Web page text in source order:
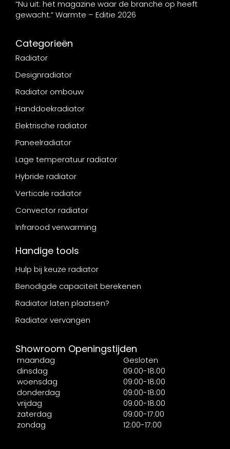
“Nu uit: het magazine waar de branche op heeft
gewacht.” Warmte – Editie 2026
Categorieën
Radiator
Designradiator
Radiator ombouw
Handdoekradiator
Elektrische radiator
Paneelradiator
Lage temperatuur radiator
Hybride radiator
Verticale radiator
Convector radiator
Infrarood verwarming
Handige tools
Hulp bij keuze radiator
Benodigde capaciteit berekenen
Radiator laten plaatsen?
Radiator vervangen
Showroom Openingstijden
maandag
Gesloten
dinsdag
09:00-18:00
woensdag
09:00-18:00
donderdag
09:00-18:00
vrijdag
09:00-18:00
zaterdag
09:00-17:00
zondag
12:00-17:00